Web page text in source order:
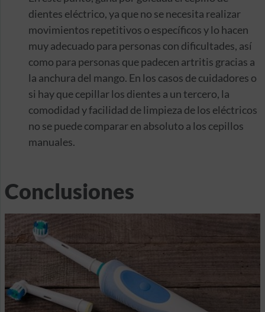
dientes eléctrico, ya que no se necesita realizar
movimientos repetitivos o específicos y lo hacen
muy adecuado para personas con dificultades, así
como para personas que padecen artritis gracias a
la anchura del mango. En los casos de cuidadores o
si hay que cepillar los dientes a un tercero, la
comodidad y facilidad de limpieza de los eléctricos
no se puede comparar en absoluto a los cepillos
manuales.
Conclusiones